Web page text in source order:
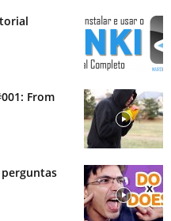
From
perguntas